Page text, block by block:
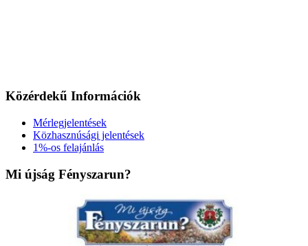
Közérdekű Információk
Mérlegjelentések
Közhasznúsági jelentések
1%-os felajánlás
Mi újság Fényszarun?